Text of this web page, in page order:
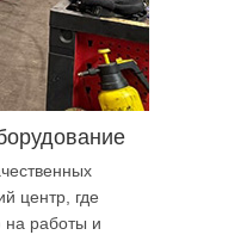
центр, где
на работы и